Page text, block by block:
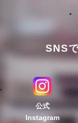
SNS
公式
Instagram